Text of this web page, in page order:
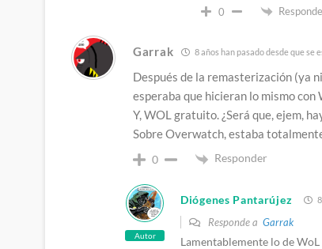
0
Garrak 8 años han pasado desde que se
Después de la remasterización (ya
esperaba que hicieran lo mismo con
Y, WOL gratuito. ¿Será que, ejem,
Sobre Overwatch, estaba
0 Responder
Autor
Diógenes Pantarújez
Responde a Garrak
Lamentablemente lo de